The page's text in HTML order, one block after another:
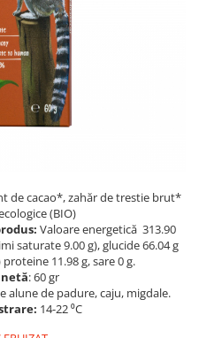
de cacao*, zahăr de trestie brut*
(BIO)
Valoare energetică 313.90
saturate 9.00 g), glucide 66.04 g
11.98 g, sare 0 g.
: 60 gr
alune de padure, caju, migdale.
14-22 ⁰C